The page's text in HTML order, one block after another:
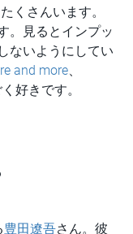
くさんいます。
。見るとインプッ
ないようにしてい
and more
好きです。
豊田遼吾さん。彼